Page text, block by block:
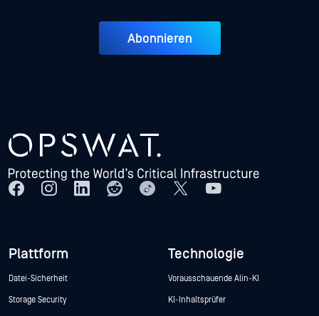
Abonnieren
Plattform
Datei-Sicherheit
Storage Security
Technologie
Vorausschauende Alin-KI
KI-Inhaltsprüfer